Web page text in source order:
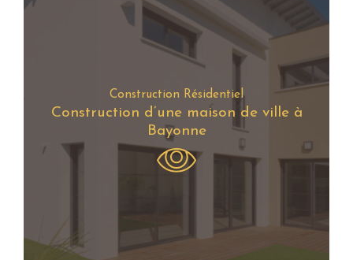
Construction Résidentiel
Construction d’une maison de ville à
Bayonne